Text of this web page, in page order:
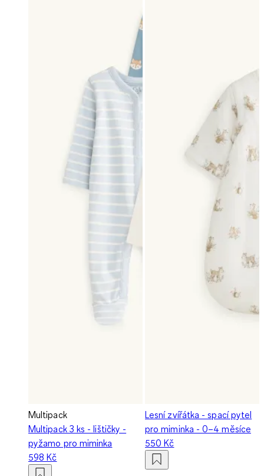
Multipack
Multipack 3 ks - lištičky -
pyžamo pro miminka
598 Kč
Lesní zvířátka - spací pytel
pro miminka - 0–4 měsíce
550 Kč